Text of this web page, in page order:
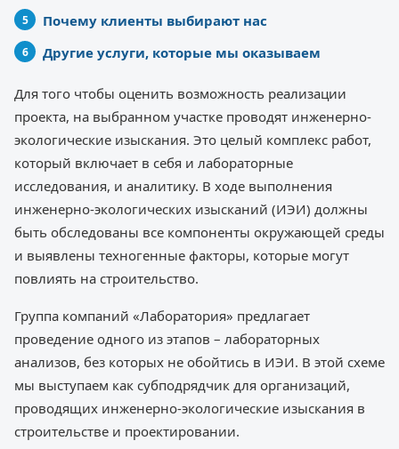
Почему клиенты выбирают нас
Другие услуги, которые мы оказываем
Для того чтобы оценить возможность реализации
проекта, на выбранном участке проводят инженерно-
экологические изыскания. Это целый комплекс работ,
который включает в себя и лабораторные
исследования, и аналитику. В ходе выполнения
инженерно-экологических изысканий (ИЭИ) должны
быть обследованы все компоненты окружающей среды
и выявлены техногенные факторы, которые могут
повлиять на строительство.
Группа компаний «Лаборатория» предлагает
проведение одного из этапов – лабораторных
анализов, без которых не обойтись в ИЭИ. В этой схеме
мы выступаем как субподрядчик для организаций,
проводящих инженерно-экологические изыскания в
строительстве и проектировании.